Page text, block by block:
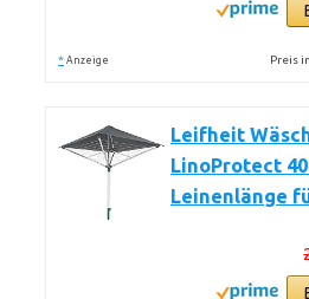
* Anzeige Preis
Leifheit
LinoProtect
Leinenlänge